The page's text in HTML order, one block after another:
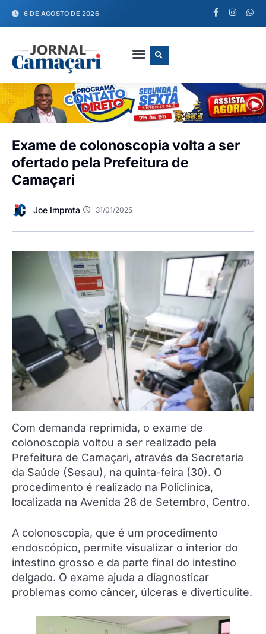
6 DE AGOSTO DE 2026
Exame de colonoscopia volta a ser
ofertado pela Prefeitura de
Camaçari
Joe Improta 31/01/2025
Com demanda reprimida, o exame de
colonoscopia voltou a ser realizado pela
Prefeitura de Camaçari, através da Secretaria
da Saúde (Sesau), na quinta-feira (30). O
procedimento é realizado na Policlínica,
localizada na Avenida 28 de Setembro, Centro.
A colonoscopia, que é um procedimento
endoscópico, permite visualizar o interior do
intestino grosso e da parte final do intestino
delgado. O exame ajuda a diagnosticar
problemas como câncer, úlceras e diverticulite.